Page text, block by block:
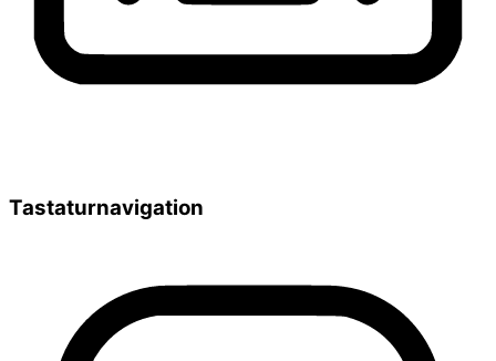
Tastaturnavigation